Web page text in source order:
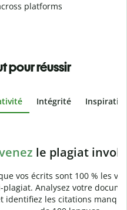
platforms
pour réussir
Intégrité